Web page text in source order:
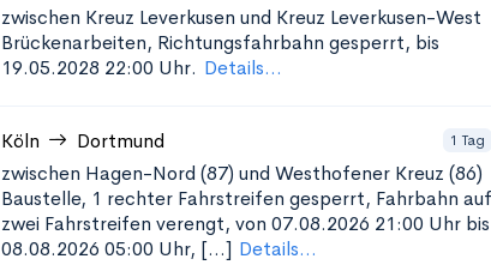
zwischen Kreuz Leverkusen und Kreuz Leverkusen-West
Brückenarbeiten, Richtungsfahrbahn gesperrt, bis
19.05.2028 22:00 Uhr. Details...
Köln Dortmund 1 Tag
zwischen Hagen-Nord (87) und Westhofener Kreuz (86)
Baustelle, 1 rechter Fahrstreifen gesperrt, Fahrbahn auf
zwei Fahrstreifen verengt, von 07.08.2026 21:00 Uhr bis
08.08.2026 05:00 Uhr, [...] Details...